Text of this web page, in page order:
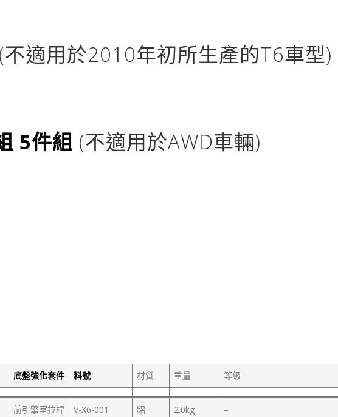
適用於2010年初所生產的T6車型)
5件組 (不適用於AWD車輛)
底盤強化套件 料號 材質 重量 等級
前引擎室拉桿 V-X6-001 鋁 2.0kg –